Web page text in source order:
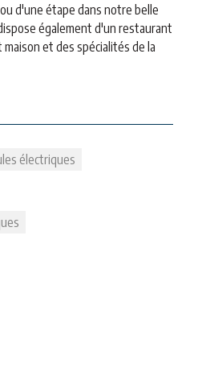
d'une étape dans notre belle
également d'un restaurant
et des spécialités de la
électriques